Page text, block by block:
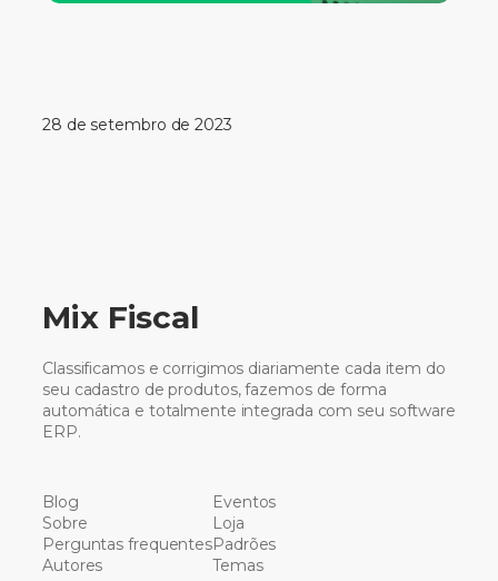
28 de setembro de 2023
Mix Fiscal
Classificamos e corrigimos diariamente cada item do
seu cadastro de produtos, fazemos de forma
automática e totalmente integrada com seu software
ERP.
Blog
Sobre
Perguntas frequentes
Autores
Eventos
Loja
Padrões
Temas